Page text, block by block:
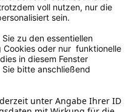
Uhr